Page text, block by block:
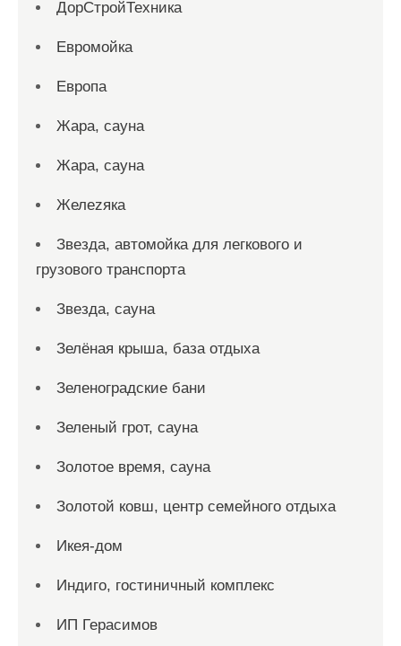
ДорСтройТехника
Евромойка
Европа
Жара, сауна
Жара, сауна
Желеzяка
Звезда, автомойка для легкового и
грузового транспорта
Звезда, сауна
Зелёная крыша, база отдыха
Зеленоградские бани
Зеленый грот, сауна
Золотое время, сауна
Золотой ковш, центр семейного отдыха
Икея-дом
Индиго, гостиничный комплекс
ИП Герасимов